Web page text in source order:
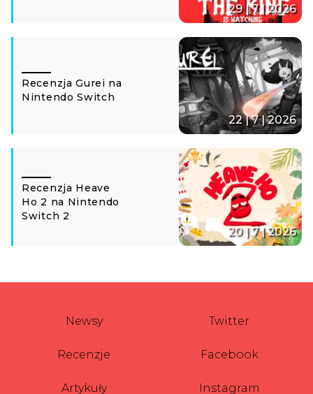
29 | 7 | 2026
Recenzja Gurei na
Nintendo Switch
22 | 7 | 2026
Recenzja Heave
Ho 2 na Nintendo
Switch 2
20 | 7 | 2026
Newsy
Recenzje
Artykuły
Twitter
Facebook
Instagram